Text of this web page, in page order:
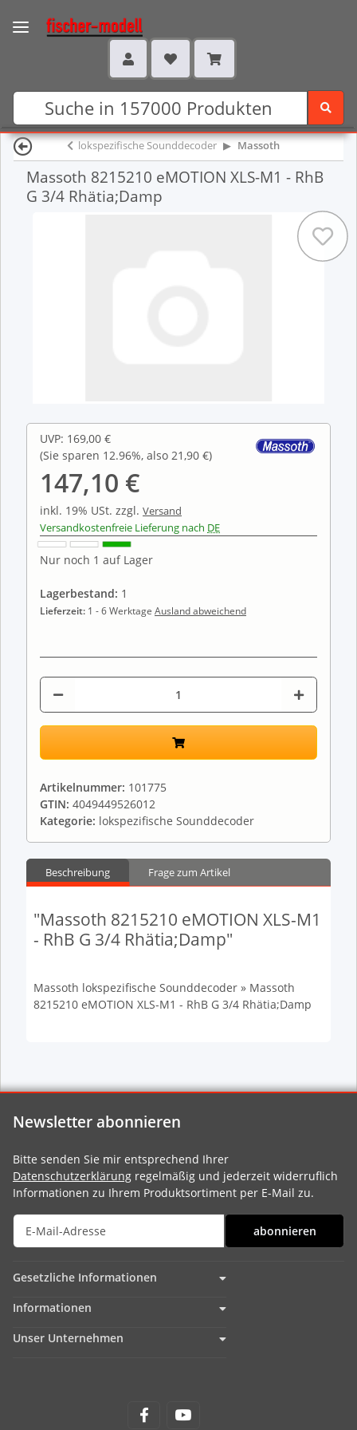
lokspezifische Sounddecoder Massoth
Massoth 8215210 eMOTION XLS-M1 - RhB
G 3/4 Rhätia;Damp
UVP: 169,00 €
(Sie sparen 12.96%, also 21,90 €)
147,10 €
inkl. 19% USt. zzgl. Versand
Versandkostenfreie Lieferung nach DE
Nur noch 1 auf Lager
Lagerbestand: 1
Lieferzeit: 1 - 6 Werktage Ausland abweichend
Artikelnummer: 101775
GTIN: 4049449526012
Kategorie: lokspezifische Sounddecoder
Beschreibung Frage zum Artikel
"Massoth 8215210 eMOTION XLS-M1
- RhB G 3/4 Rhätia;Damp"
Massoth lokspezifische Sounddecoder » Massoth
8215210 eMOTION XLS-M1 - RhB G 3/4 Rhätia;Damp
Newsletter abonnieren
Bitte senden Sie mir entsprechend Ihrer
Datenschutzerklärung regelmäßig und jederzeit widerruflich
Informationen zu Ihrem Produktsortiment per E-Mail zu.
abonnieren
Gesetzliche Informationen
Informationen
Unser Unternehmen